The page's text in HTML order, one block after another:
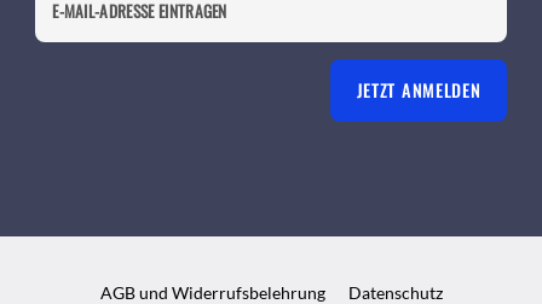
JETZT ANMELDEN
AGB und Widerrufsbelehrung Datenschutz